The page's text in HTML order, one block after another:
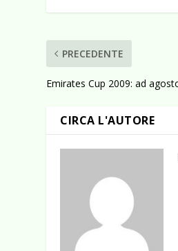
PRECEDENTE
Emirates Cup 2009: ad
CIRCA L'AUTORE